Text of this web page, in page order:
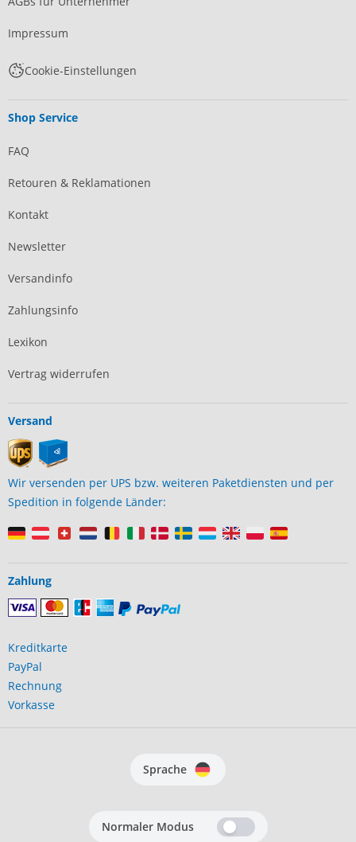
Impressum
Cookie-Einstellungen
Shop Service
FAQ
Retouren & Reklamationen
Kontakt
Newsletter
Versandinfo
Zahlungsinfo
Lexikon
Vertrag widerrufen
Versand
Wir versenden per UPS bzw. weiteren Paketdiensten und per
Spedition in folgende Länder:
Zahlung
Kreditkarte
PayPal
Rechnung
Vorkasse
Sprache
Normaler Modus